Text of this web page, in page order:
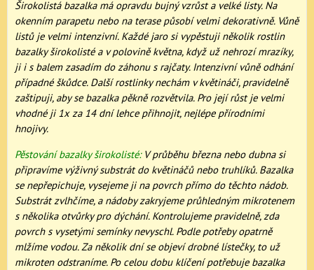
Širokolistá bazalka má opravdu bujný vzrůst a velké listy. Na
okenním parapetu nebo na terase působí velmi dekorativně. Vůně
listů je velmi intenzivní. Každé jaro si vypěstuji několik rostlin
bazalky širokolisté a v polovině května, když už nehrozí mrazíky,
ji i s balem zasadím do záhonu s rajčaty. Intenzivní vůně odhání
případné škůdce. Další rostlinky nechám v květináči, pravidelně
zaštipuji, aby se bazalka pěkně rozvětvila. Pro její růst je velmi
vhodné ji 1x za 14 dní lehce přihnojit, nejlépe přírodními
hnojivy.
Pěstování bazalky širokolisté:V průběhu března nebo dubna si
připravíme výživný substrát do květináčů nebo truhlíků. Bazalka
se nepřepichuje, vysejeme ji na povrch přímo do těchto nádob.
Substrát zvlhčíme, a nádoby zakryjeme průhledným mikrotenem
s několika otvůrky pro dýchání. Kontrolujeme pravidelně, zda
povrch s vysetými semínky nevyschl. Podle potřeby opatrně
mlžíme vodou. Za několik dní se objeví drobné lístečky, to už
mikroten odstraníme. Po celou dobu klíčení potřebuje bazalka